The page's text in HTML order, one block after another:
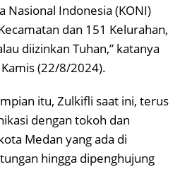
Nasional Indonesia (KONI)
dan 151 Kelurahan,
diizinkan Tuhan,” katanya
(22/8/2024).
itu, Zulkifli saat ini, terus
dengan tokoh dan
Medan yang ada di
hingga dipenghujung